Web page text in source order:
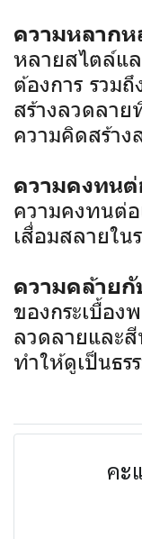
ความหลาก
หลายสไตล์แ
ต้องการ รวม
สร้างลวดลาย
ความคิดสร้าง
ความคงทน
ความคงทนต่
เสื่อมสลายใน
ความคล้าย
ของกระเบื้อง
ลวดลายและ
ทำให้ดูเป็นธร
คะ